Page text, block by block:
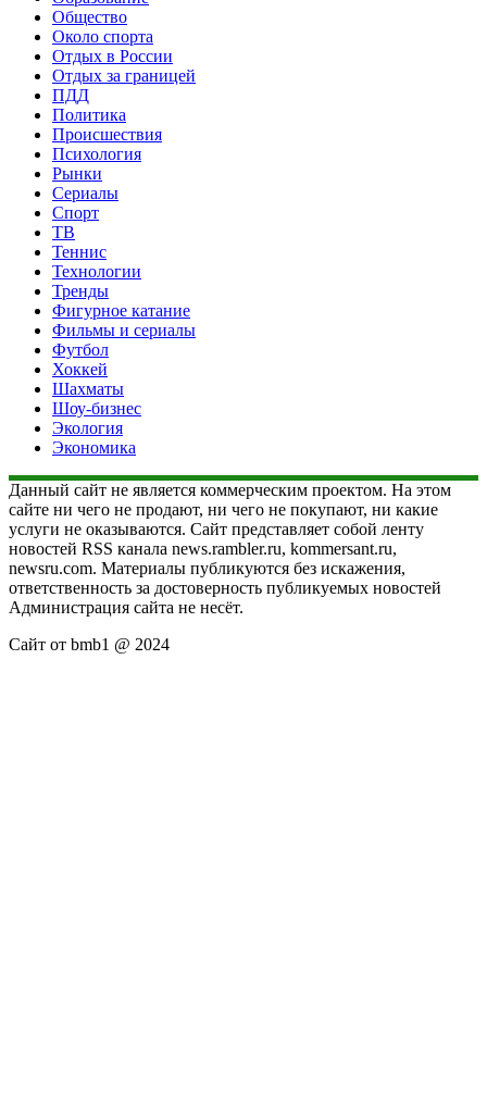
Общество
Около спорта
Отдых в России
Отдых за границей
ПДД
Политика
Происшествия
Психология
Рынки
Сериалы
Спорт
ТВ
Теннис
Технологии
Тренды
Фигурное катание
Фильмы и сериалы
Футбол
Хоккей
Шахматы
Шоу-бизнес
Экология
Экономика
Данный сайт не является коммерческим проектом. На этом
сайте ни чего не продают, ни чего не покупают, ни какие
услуги не оказываются. Сайт представляет собой ленту
новостей RSS канала news.rambler.ru, kommersant.ru,
newsru.com. Материалы публикуются без искажения,
ответственность за достоверность публикуемых новостей
Администрация сайта не несёт.
Сайт от bmb1 @ 2024